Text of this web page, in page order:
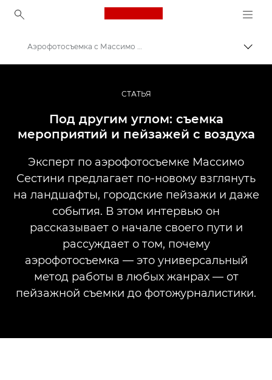
Canon Logo, back to
Профессиональная фото- и видеосъемка
Истории
Аэрофотосъемка с Массимо Сестини
СТАТЬЯ
Под другим углом: съемка
мероприятий и пейзажей с воздуха
Эксперт по аэрофотосъемке Массимо
Сестини предлагает по-новому взглянуть
на ландшафты, городские пейзажи и даже
события. В этом интервью он
рассказывает о начале своего пути и
рассуждает о том, почему
аэрофотосъемка — это универсальный
метод работы в любых жанрах — от
пейзажной съемки до фотожурналистики.